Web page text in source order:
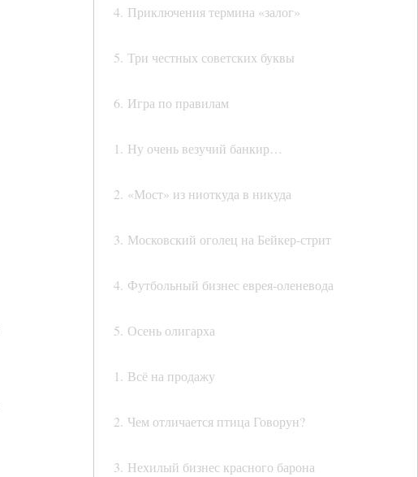
4. Приключения термина «залог»
5. Три честных советских буквы
6. Игра по правилам
1. Ну очень везучий банкир…
2. «Мост» из ниоткуда в никуда
3. Московский оголец на Бейкер-стрит
4. Футбольный бизнес еврея-оленевода
5. Осень олигарха
1. Всё на продажу
2. Чем отличается птица Говорун?
3. Нехилый бизнес красного барона